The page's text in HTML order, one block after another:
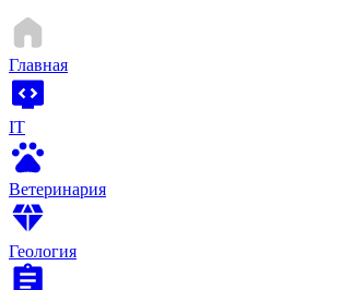
Главная
IT
Ветеринария
Геология